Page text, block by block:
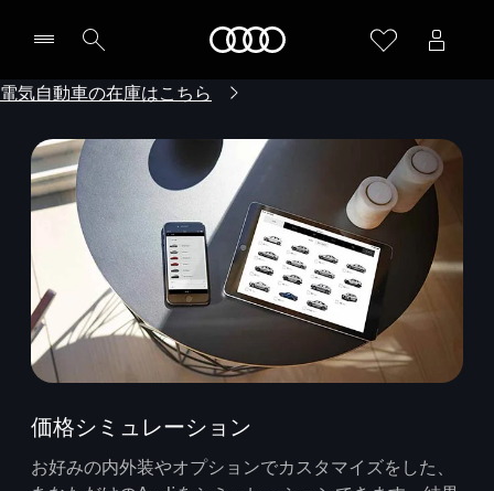
電気自動車の在庫はこちら
価格シミュレーション
お好みの内外装やオプションでカスタマイズをした、